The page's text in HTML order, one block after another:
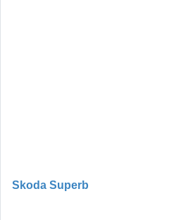
Skoda Superb